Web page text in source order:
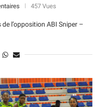
457 Vues
l’opposition ABI Sniper –